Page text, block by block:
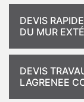
DEVIS
DU MUR
DEVIS
LAGRENEE